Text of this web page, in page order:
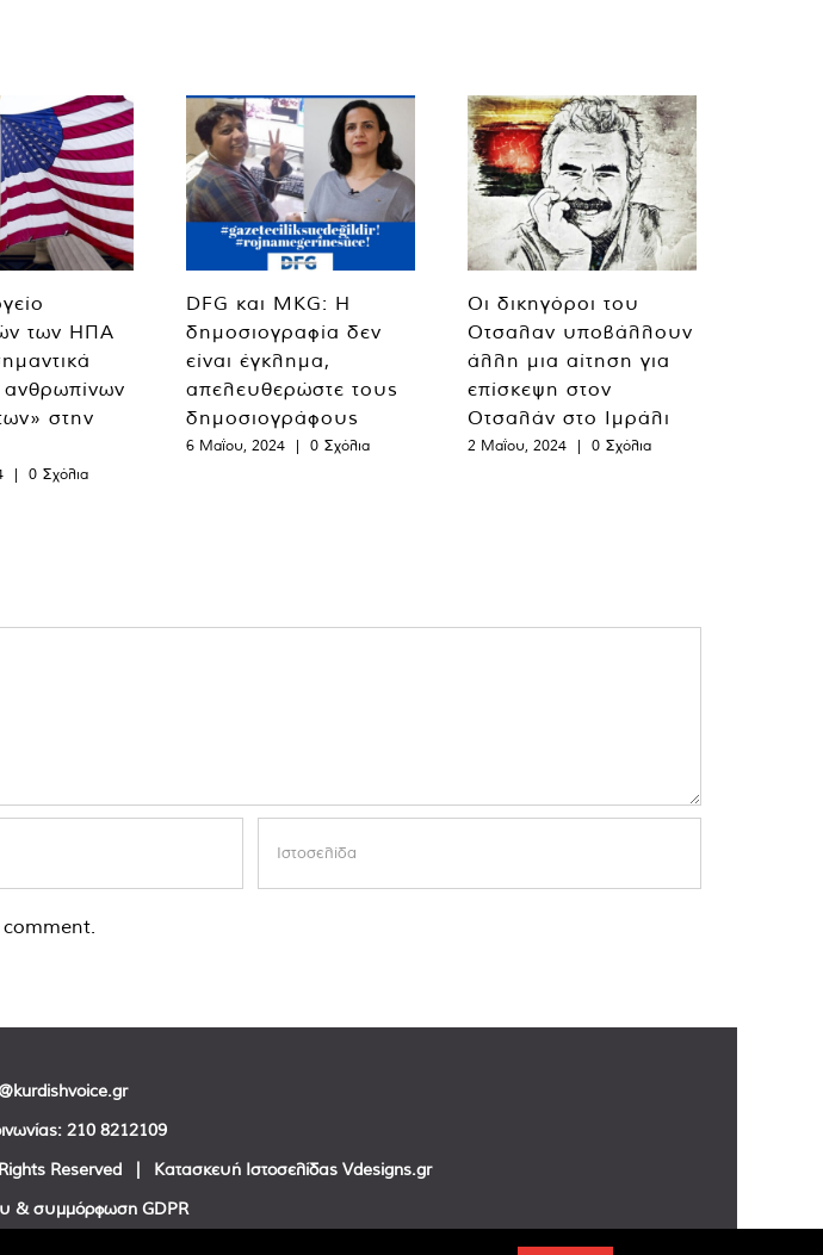
των ΗΠΑ
στην
| 0 Σχόλια
DFG και MKG: Η
δημοσιογραφία δεν
είναι έγκλημα,
απελευθερώστε τους
δημοσιογράφους
6 Μαΐου, 2024 | 0 Σχόλια
Οι δικηγόροι του
Οτσαλαν υποβάλλουν
άλλη μια αίτηση για
επίσκεψη στον
Οτσαλάν στο Ιμράλι
2 Μαΐου, 2024 | 0 Σχόλια
210 8212109
Reserved | Κατασκευή Ιστοσελίδας Vdesigns.gr
& συμμόρφωση GDPR